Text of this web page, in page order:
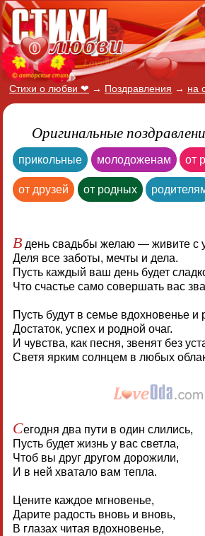
Стихи о любви ❤ → Поздравления → на
Оригинальные
прикольные молодоженам от
от друзей от родных
Вдень свадьбы желаю — живите с
Деля все заботы, мечты и дела.
Пусть каждый ваш день будет
Что счастье само совершать вас
Пусть будут в семье вдохновенье и
Достаток, успех и родной очаг.
И чувства, как песня, звенят без
Светя ярким солнцем в любых
Сегодня два пути в один слились,
Пусть будет жизнь у вас светла,
Чтоб вы друг другом дорожили,
И в ней хватало вам тепла.
Цените каждое мгновенье,
Дарите радость вновь и вновь,
В глазах читая вдохновенье,